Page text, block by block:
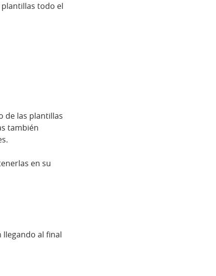
todo el
de las plantillas
también
en su
al final